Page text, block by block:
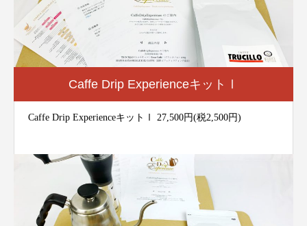
Caffe Drip ExperienceキットⅠ
Caffe Drip ExperienceキットⅠ 27,500円(税2,500円)